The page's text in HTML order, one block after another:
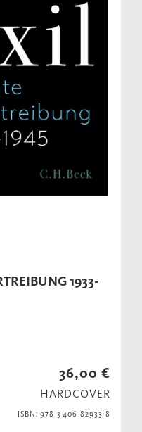
1933-
36,00 €
HARDCOVER
ISBN: 978-3-406-82933-8